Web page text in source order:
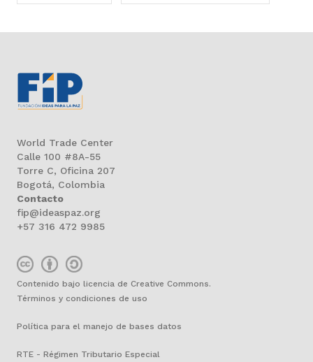
World Trade Center
Calle 100 #8A-55
Torre C, Oficina 207
Bogotá, Colombia
Contacto
fip@ideaspaz.org
+57 316 472 9985
Contenido bajo licencia de Creative Commons.
Términos y condiciones de uso
Política para el manejo de bases datos
RTE - Régimen Tributario Especial